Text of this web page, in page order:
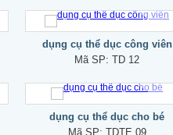
dụng cụ thể dục công viên
Mã SP:TD 12
dụng cụ thể dục cho bé
Mã SP: TDTE 09